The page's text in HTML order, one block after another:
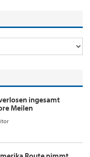
ingesamt
Meilen